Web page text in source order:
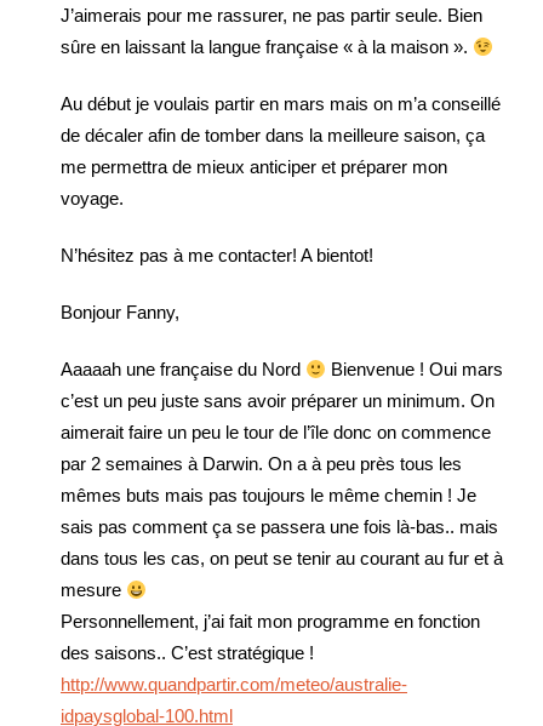
J’aimerais pour me rassurer, ne pas partir seule. Bien
sûre en laissant la langue française « à la maison ».
Au début je voulais partir en mars mais on m’a conseillé
de décaler afin de tomber dans la meilleure saison, ça
me permettra de mieux anticiper et préparer mon
voyage.
N’hésitez pas à me contacter! A bientot!
Bonjour Fanny,
Aaaaah une française du Nord
Bienvenue ! Oui mars
c’est un peu juste sans avoir préparer un minimum. On
aimerait faire un peu le tour de l’île donc on commence
par 2 semaines à Darwin. On a à peu près tous les
mêmes buts mais pas toujours le même chemin ! Je
sais pas comment ça se passera une fois là-bas.. mais
dans tous les cas, on peut se tenir au courant au fur et à
mesure
Personnellement, j’ai fait mon programme en fonction
des saisons.. C’est stratégique !
http://www.quandpartir.com/meteo/australie-
idpaysglobal-100.html